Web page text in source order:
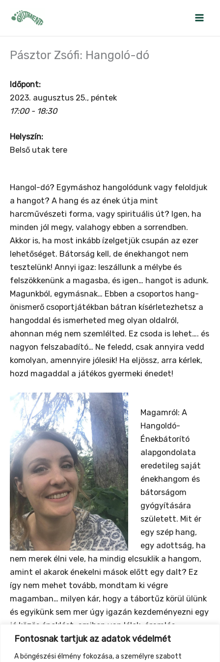
Fontosnak tartjuk az adatok védelmét
A böngészési élmény fokozása, a személyre szabott
Pásztor Zsófi: Hangoló-dó
Időpont:
2023. augusztus 25., péntek
17:00 - 18:30
Helyszín:
Belső utak tere
Hangol-dó? Egymáshoz hangolódunk vagy feloldjuk
a hangot? A hang és az ének útja mint
harcművészeti forma, vagy spirituális út? Igen, ha
minden jól megy, valahogy ebben a sorrendben.
Akkor is, ha most inkább ízelgetjük csupán az ezer
lehetőséget. Bátorság kell, de énekhangot nem
tesztelünk! Annyi igaz: leszállunk a mélybe és
felszökkenünk a magasba, és igen… hangot is adunk.
Magunkból, egymásnak… Ebben a csoportos hang-
önismerő csoportjátékban bátran kísérletezhetsz a
hangoddal és ismerheted meg olyan oldalról,
ahonnan még nem szemlélted. Ez csoda is lehet…. és
nagyon felszabadító… Ne feledd, csak annyira vedd
komolyan, amennyire jólesik! Ha eljössz, arra kérlek,
hozd magaddal a játékos gyermeki énedet!
Magamról: A
Hangoldó-
Énekbátorító
alapgondolata
eredetileg saját
énekhangom és
bátorságom
gyógyítására
született. Mit ér
egy szép hang,
egy adottság, ha
nem merek élni vele, ha mindig elcsuklik a hangom,
amint el akarok énekelni mások előtt egy dalt? Ez
így nem mehet tovább, mondtam ki végre
magamban… milyen kár, hogy a tábortűz körül ülünk
és egyikünk sem mer úgy igazán kezdeményezni egy
jó közös éneklést, amiben van lélek, áramlás,
spontaneitás. Így jöttek létre ezek a játékok, ötletek.
Csak mi kellünk és a testünk, hát nem csodálatos,